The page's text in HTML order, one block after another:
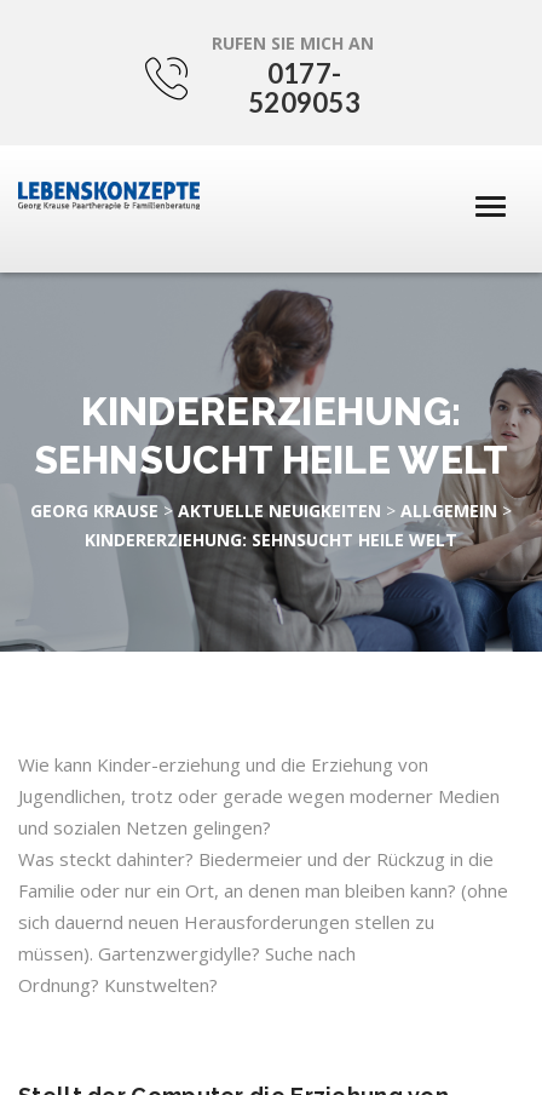
RUFEN SIE MICH AN
0177-
5209053
KINDERERZIEHUNG:
SEHNSUCHT HEILE WELT
GEORG KRAUSE >AKTUELLE NEUIGKEITEN > ALLGEMEIN >
KINDERERZIEHUNG: SEHNSUCHT HEILE WELT
Wie kann Kinder-erziehung und die Erziehung von
Jugendlichen, trotz oder gerade wegen moderner Medien
und sozialen Netzen gelingen?
Was steckt dahinter? Biedermeier und der Rückzug in die
Familie oder nur ein Ort, an denen man bleiben kann? (ohne
sich dauernd neuen Herausforderungen stellen zu
müssen). Gartenzwergidylle? Suche nach
Ordnung? Kunstwelten?